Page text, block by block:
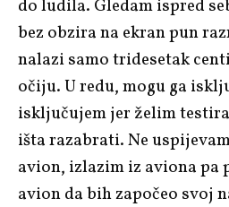
do ludila. Gledam ispred
bez obzira na ekran pun
nalazi samo tridesetak
očiju. U redu, mogu ga
isključujem jer želim
išta razabrati. Ne
avion, izlazim iz aviona pa
avion da bih započeo svoj